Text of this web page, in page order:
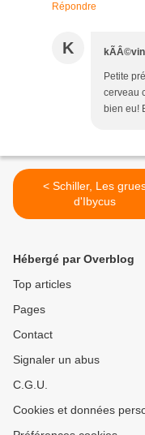
Répondre
K kÃÂ©vin
Petite
cerveau
bien eu!
< Schiller, Les grues
d'Ibycus
Hébergé par Overblog
Top articles
Pages
Contact
Signaler un abus
C.G.U.
Cookies et données